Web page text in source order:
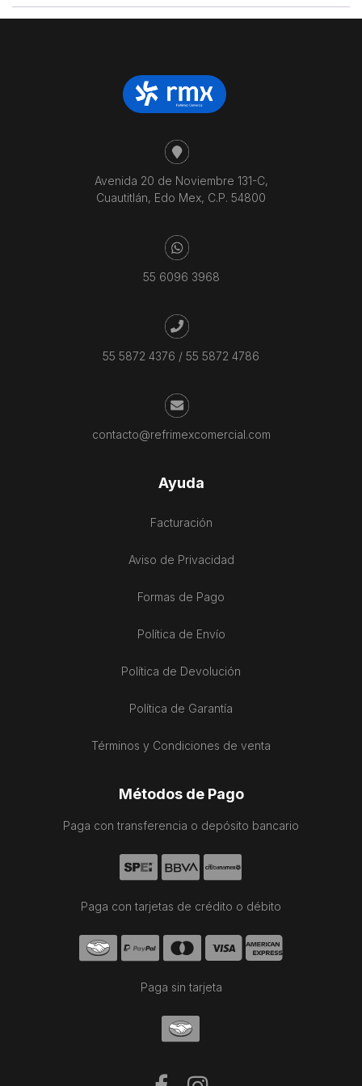
Avenida 20 de Noviembre 131-C,
Cuautitlán, Edo Mex, C.P. 54800
55 6096 3968
55 5872 4376 / 55 5872 4786
contacto@refrimexcomercial.com
Ayuda
Facturación
Aviso de Privacidad
Formas de Pago
Política de Envío
Política de Devolución
Política de Garantía
Términos y Condiciones de venta
Métodos de Pago
Paga con transferencia o depósito bancario
Paga con tarjetas de crédito o débito
Paga sin tarjeta